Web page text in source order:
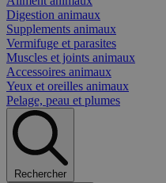
Digestion animaux
Supplements animaux
Vermifuge et parasites
Muscles et joints animaux
Accessoires animaux
Yeux et oreilles animaux
Pelage, peau et plumes
Rechercher